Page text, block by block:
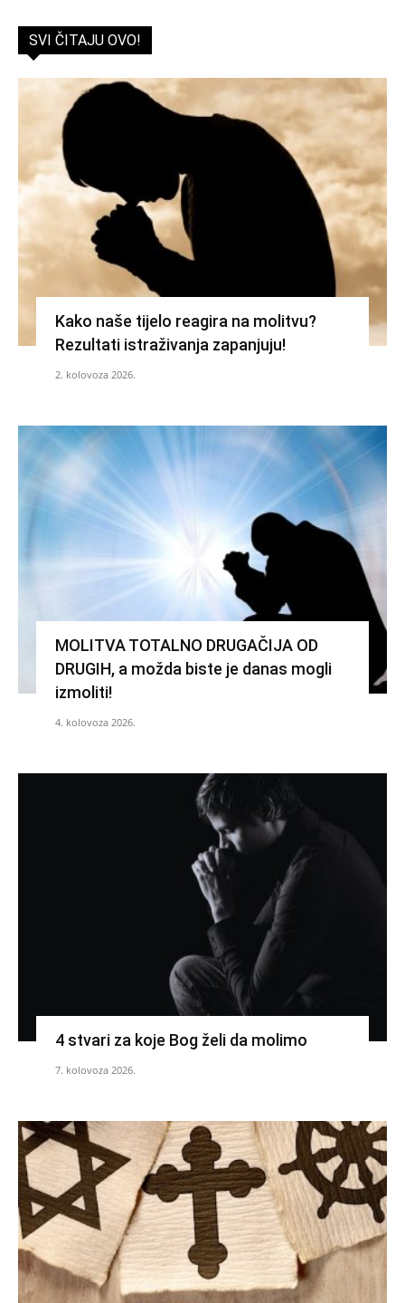
SVI ČITAJU OVO!
Kako naše tijelo reagira na molitvu?
Rezultati istraživanja zapanjuju!
2. kolovoza 2026.
MOLITVA TOTALNO DRUGAČIJA OD
DRUGIH, a možda biste je danas mogli
izmoliti!
4. kolovoza 2026.
4 stvari za koje Bog želi da molimo
7. kolovoza 2026.